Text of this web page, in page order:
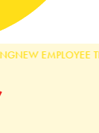
NEW EMPLOYEE